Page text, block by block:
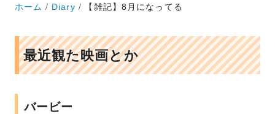
ホーム Diary 【雑記】8月になってる
最近観た映画とか
バービー